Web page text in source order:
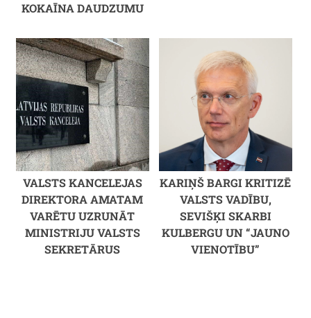
KOKAĪNA DAUDZUMU
VALSTS KANCELEJAS
DIREKTORA AMATAM
VARĒTU UZRUNĀT
MINISTRIJU VALSTS
SEKRETĀRUS
KARIŅŠ BARGI KRITIZĒ
VALSTS VADĪBU,
SEVIŠĶI SKARBI
KULBERGU UN “JAUNO
VIENOTĪBU”